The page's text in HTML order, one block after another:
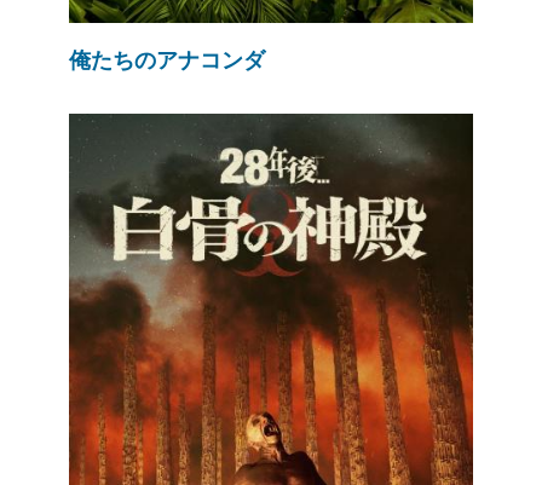
俺たちのアナコンダ